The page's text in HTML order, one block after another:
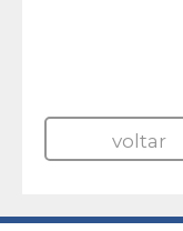
voltar